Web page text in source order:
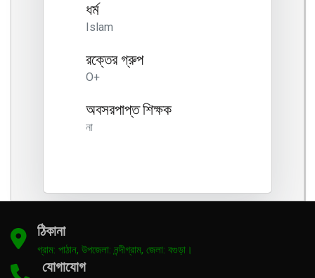
ধর্ম
Islam
রক্তের গ্রুপ
O+
অবসরপাপ্ত শিক্ষক
না
ঠিকানা
গ্রাম: পাঠান, উপজেলা: নন্দীগ্রাম, জেলা: বগুড়া।
যোগাযোগ